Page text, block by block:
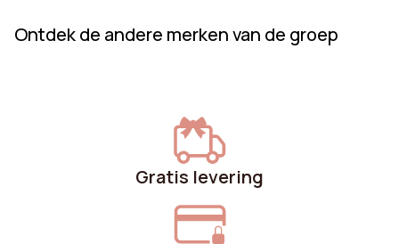
Ontdek de andere merken van de groep
Gratis levering